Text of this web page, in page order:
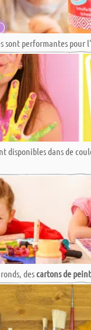
sont performantes pour
disponibles dans de
descartons de